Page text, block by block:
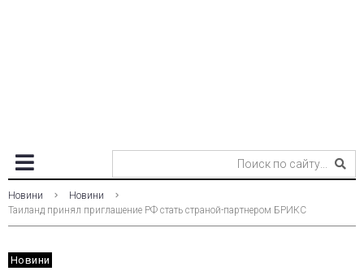
Новини
Новини
Таиланд принял приглашение РФ стать страной-партнером БРИКС
Новини